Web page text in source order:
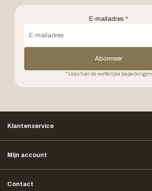
E-mailadres *
Abonneer
* Lees hier de wettelijke beperkingen
Klantenservice
Mijn account
Contact